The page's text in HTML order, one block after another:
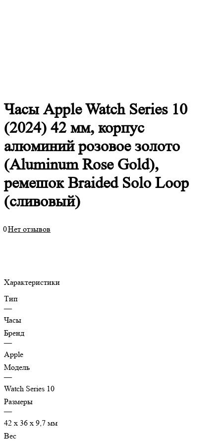
Часы Apple Watch Series 10
(2024) 42 мм, корпус
алюминий розовое золото
(Aluminum Rose Gold),
ремешок Braided Solo Loop
(сливовый)
0Нет отзывов
Характеристики
Тип
—
Часы
Бренд
—
Apple
Модель
—
Watch Series 10
Размеры
—
42 х 36 х 9,7 мм
Вес